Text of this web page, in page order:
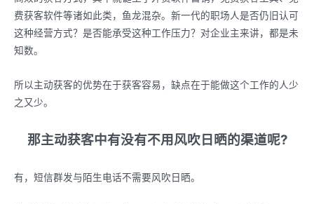
费获客软件等诸如此类，鱼龙混杂。新一代的职场人是否仍旧认可
这种经营方式？是否能承受这种工作压力？对企业主来讲，都是未
知数。
所以主动获客的优势在于获客容易，缺点在于能做这个工作的人少
之又少。
那主动获客中有没有不用风吹日晒的渠道呢?
有，短信群发与陌生电话不需要风吹日晒。